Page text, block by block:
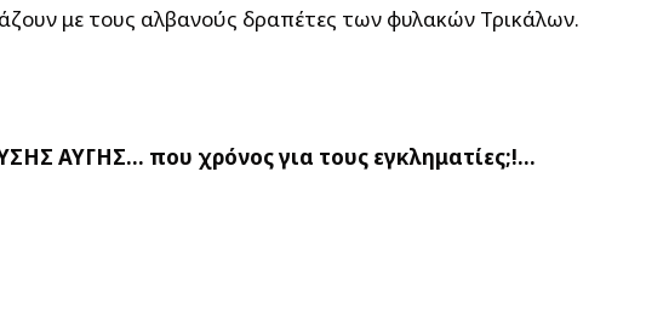
με τους αλβανούς δραπέτες των φυλακών Τρικάλων.
ΑΥΓΗΣ… που χρόνος για τους εγκληματίες;!…